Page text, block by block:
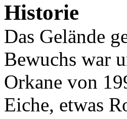
Historie
Das Gelände
Bewuchs war
Orkane von
Eiche, etwas